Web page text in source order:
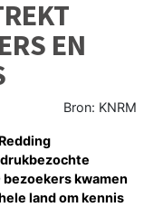
EN
Bron: KNRM
kwamen
land om kennis